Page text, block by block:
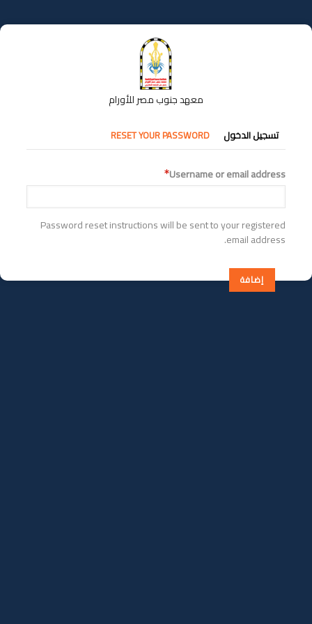
إلى
المحتوى
معهد جنوب مصر للأورام
التبويبات
الأساسية
تسجيل الدخول RESET YOUR PASSWORD
Username or email address
Password reset instructions will be sent to your registered
email address.